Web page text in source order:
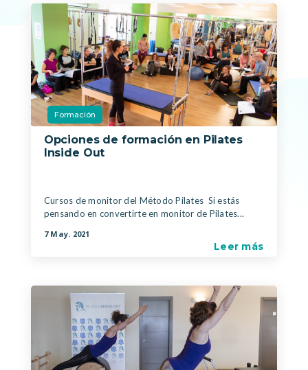
Formación
Opciones de formación en Pilates
Inside Out
Cursos de monitor del Método Pilates Si estás
pensando en convertirte en monitor de Pilates...
7 May. 2021
Leer más